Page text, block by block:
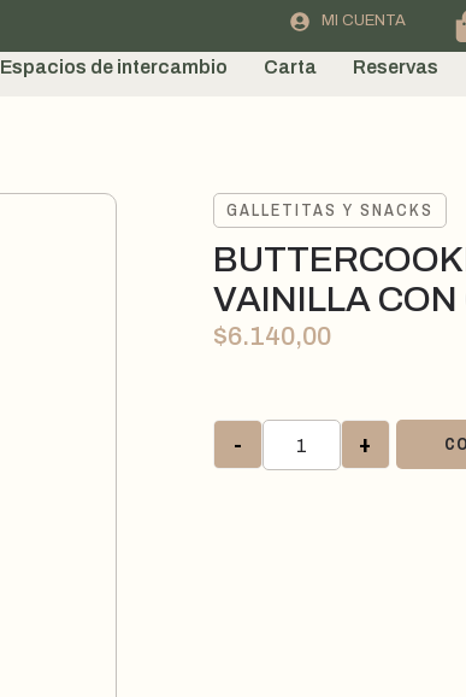
MI CUENTA
Espacios de intercambio Carta Reservas
GALLETITAS Y SNACKS
VAINILLA CON
$6.140,00
- +